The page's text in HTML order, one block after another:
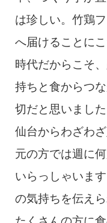
は珍しい。竹鶏
へ届けることに
時代だからこそ
持ちと食からつ
切だと思いまし
仙台からわざわ
元の方では週に
いらっしゃいま
の気持ちを伝え